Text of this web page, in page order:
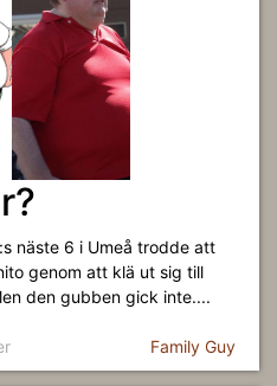
näste 6 i Umeå trodde att
genom att klä ut sig till
den gubben gick inte....
Family Guy